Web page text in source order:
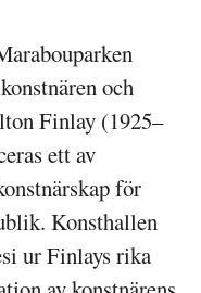
och
Finlay (1925–
ett av
för
Konsthallen
ur Finlays rika